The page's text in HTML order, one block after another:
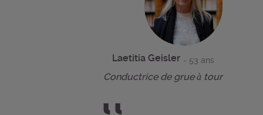
Laetitia Geisler - 53 ans
Conductrice de grue à tour